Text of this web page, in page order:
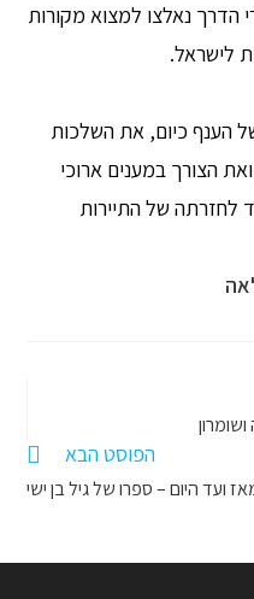
הדרך נאלצו למצוא מקורות
לישראל.
הענף כיום, את השלכות
הצורך במענים ארוכי
לחזרתה של התיירות
הפוסט הבא
ועד היום – ספרו של גיל בן ישי